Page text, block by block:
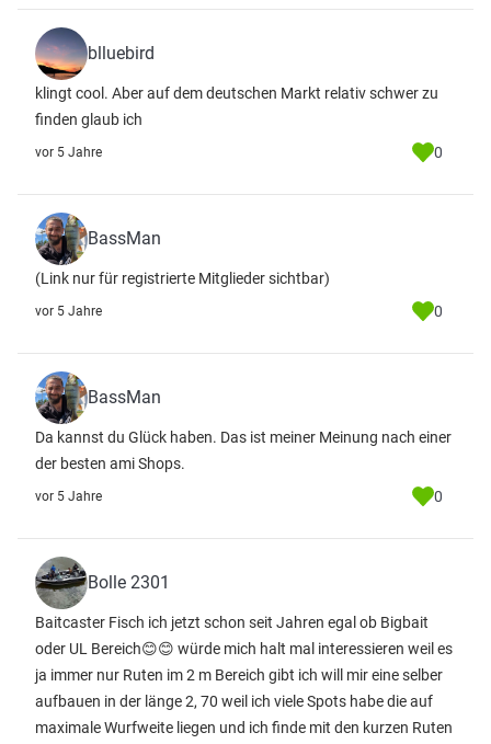
blluebird
klingt cool. Aber auf dem deutschen Markt relativ schwer zu
finden glaub ich
vor 5 Jahre 0
BassMan
(Link nur für registrierte Mitglieder sichtbar)
vor 5 Jahre 0
BassMan
Da kannst du Glück haben. Das ist meiner Meinung nach einer
der besten ami Shops.
vor 5 Jahre 0
Bolle 2301
Baitcaster Fisch ich jetzt schon seit Jahren egal ob Bigbait
oder UL Bereich😊😊 würde mich halt mal interessieren weil es
ja immer nur Ruten im 2 m Bereich gibt ich will mir eine selber
aufbauen in der länge 2, 70 weil ich viele Spots habe die auf
maximale Wurfweite liegen und ich finde mit den kurzen Ruten